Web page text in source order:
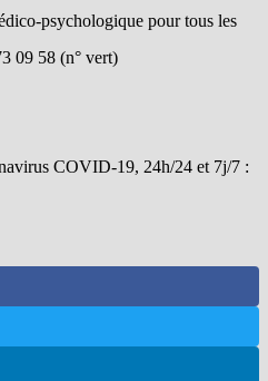
psychologique pour tous les
09 58 (n° vert)
COVID-19, 24h/24 et 7j/7 :